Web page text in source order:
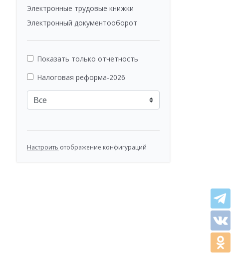
Электронные трудовые книжки
Электронный документооборот
Показать только отчетность
Налоговая реформа-2026
Настроить отображение конфигураций